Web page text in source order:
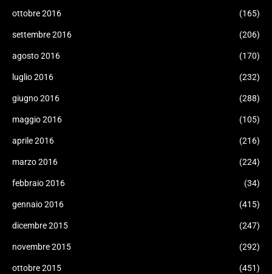
ottobre 2016 (165)
settembre 2016 (206)
agosto 2016 (170)
luglio 2016 (232)
giugno 2016 (288)
maggio 2016 (105)
aprile 2016 (216)
marzo 2016 (224)
febbraio 2016 (34)
gennaio 2016 (415)
dicembre 2015 (247)
novembre 2015 (292)
ottobre 2015 (451)